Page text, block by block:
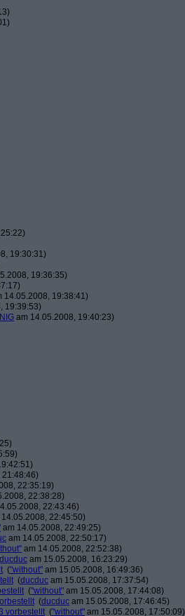
19:30:31)
19:36:35)
14.05.2008, 19:38:41)
19:39:53)
am 14.05.2008, 19:40:23)
22:35:19)
22:38:28)
22:43:46)
22:45:50)
am 14.05.2008, 22:49:25)
am 14.05.2008, 22:50:17)
am 14.05.2008, 22:52:38)
ducduc am 15.05.2008, 16:23:29)
("without" am 15.05.2008, 16:49:36)
(ducduc am 15.05.2008, 17:37:54)
("without" am 15.05.2008, 17:44:08)
(ducduc am 15.05.2008, 17:46:45)
vorbestellt ("without" am 15.05.2008, 17:50:09)